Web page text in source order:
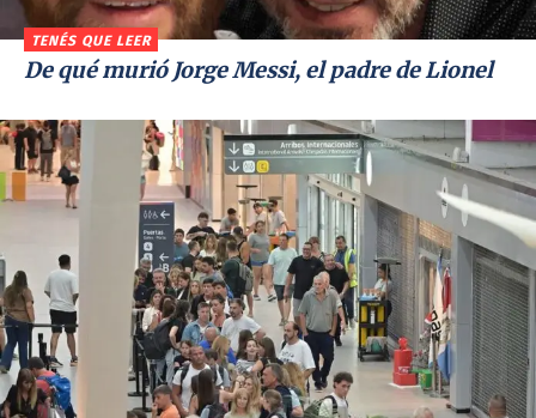
TENÉS QUE LEER
De qué murió Jorge Messi, el padre de Lionel